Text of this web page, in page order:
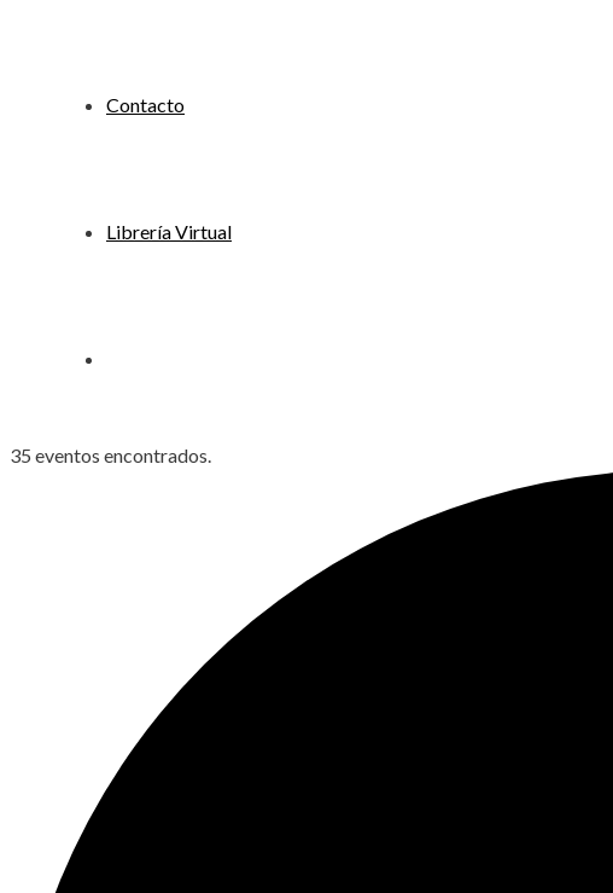
Contacto
Librería Virtual
35 eventos encontrados.